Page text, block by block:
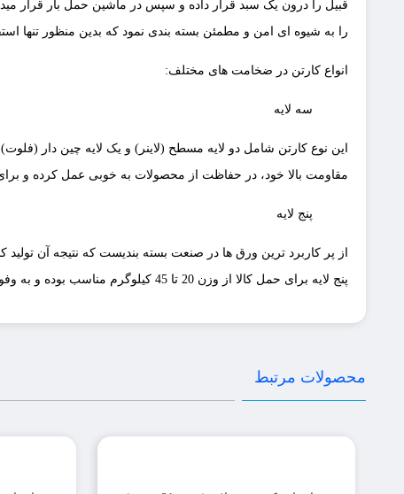
قبیل را درون یک سبد قرار داده و سپس در ماشین حمل بار قرار
را به شیوه ای امن و مطمئن بسته بندی نمود که بدین منظور تنها
انواع کارتن در ضخامت های مختلف:
سه لایه
مقاومت بالا خود، در حفاظت از محصولات به خوبی عمل کرده و برای بسته
پنج لایه
از پر کاربرد ترین ورق ها در صنعت بسته بندیست که نتیجه آن
پنج لایه برای حمل کالا از وزن 20 تا 45 کیلوگرم مناسب بوده و به وفور در شرکت های کارتن سازی ها تولید میشود.
محصولات مرتبط